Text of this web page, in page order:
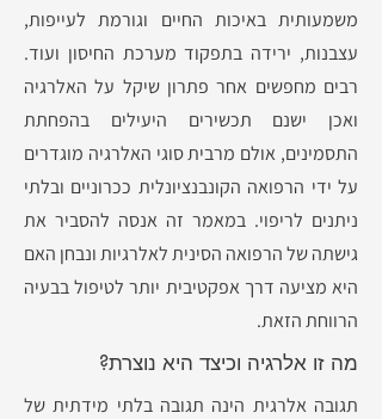
משמעותית באיכות החיים וגורמת לעייפות,
עצבנות, ירידה בתפקוד מערכת החיסון ועוד.
רבים מחפשים אחר פתרון שיקל על האלרגיה
ואכן ישנם תכשירים היעילים בהפחתת
התסמינים, אולם מרבית סוגי האלרגיה מוגדרים
על ידי הרפואה הקונבנציונלית ככרוניים ובלתי
ניתנים לריפוי. במאמר זה אנסה להסביר את
גישתה של הרפואה הסינית לאלרגיות ונבחן האם
היא מציעה דרך אפקטיבית יותר לטיפול בבעיה
הרווחת הזאת.
מה זו אלרגיה וכיצד היא נוצרת?
תגובה אלרגית הינה תגובה בלתי מידתית של